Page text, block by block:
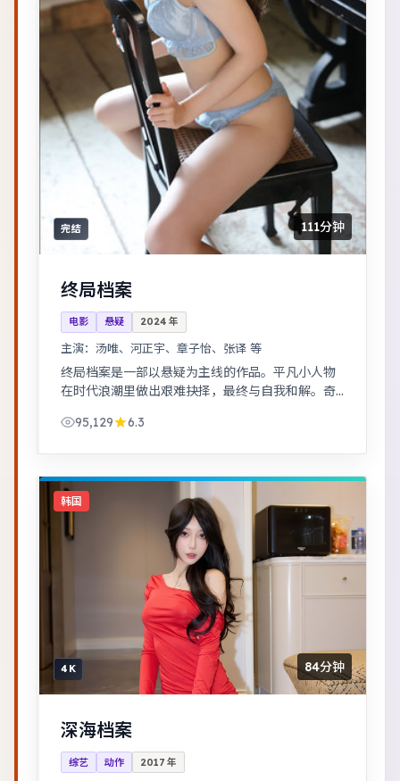
完结 111分钟
终局档案
电影 悬疑 2024 年
主演： 汤唯、河正宇、章子怡、张译 等
终局档案是一部以悬疑为主线的作品。平凡小人物
在时代浪潮里做出艰难抉择，最终与自我和解。奇
95,129
6.3
韩国
4K 84分钟
深海档案
综艺 动作 2017 年